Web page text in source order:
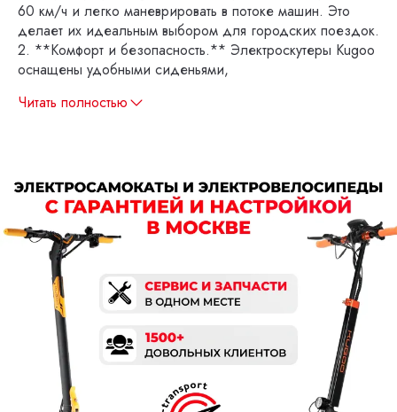
60 км/ч и легко маневрировать в потоке машин. Это
делает их идеальным выбором для городских поездок.
2. **Комфорт и безопасность.** Электроскутеры Kugoo
оснащены удобными сиденьями,
Читать полностью